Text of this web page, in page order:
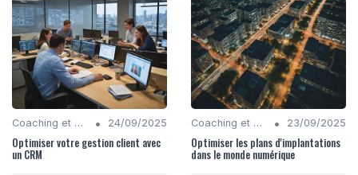
Coaching et Conseil en Stratégie Numérique • 24/09/2025
Optimiser votre gestion client avec
un CRM
Coaching et Conseil en Stratégie Numérique • 23/09/2025
Optimiser les plans d'implantations
dans le monde numérique